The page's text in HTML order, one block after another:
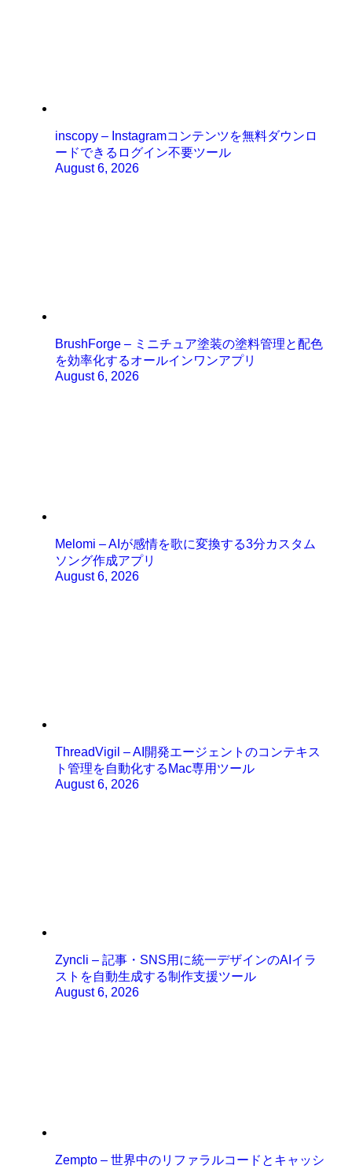
inscopy – Instagramコンテンツを無料ダウンロ
ードできるログイン不要ツール
August 6, 2026
BrushForge – ミニチュア塗装の塗料管理と配色
を効率化するオールインワンアプリ
August 6, 2026
Melomi – AIが感情を歌に変換する3分カスタム
ソング作成アプリ
August 6, 2026
ThreadVigil – AI開発エージェントのコンテキス
ト管理を自動化するMac専用ツール
August 6, 2026
Zyncli – 記事・SNS用に統一デザインのAIイラ
ストを自動生成する制作支援ツール
August 6, 2026
Zempto – 世界中のリファラルコードとキャッシ